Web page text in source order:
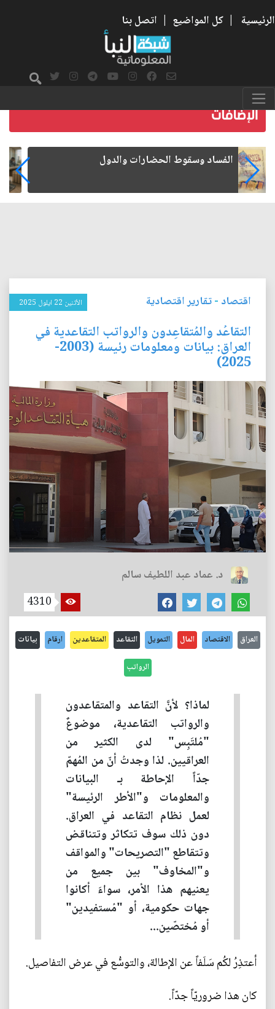
الرئيسية | كل المواضيع | اتصل بنا
رواتب الموظفين على صفيح ساخن
اقتصاد -تقارير اقتصادية الأثنين 22 ايلول 2025
التقاعُد والمُتقاعِدون والرواتب التقاعدية في
العراق: بيانات ومعلومات رئيسة (2003-
2025)
د. عماد عبد اللطيف سالم
4310
العراق الاقتصاد المال التمويل التقاعد المتقاعدين ارقام بيانات
الرواتب
لماذا؟ لأنَّ التقاعد والمتقاعدون
والرواتب التقاعدية، موضوعٌ
"مُلتَبِس" لدى الكثير من
العراقيين. لذا وجدتُ أنّ من المُهمّ
جدّاً الإحاطة بـ البيانات
والمعلومات و"الأطر الرئيسة"
لعمل نظام التقاعد في العراق.
دون ذلك سوف تتكاثر وتتناقض
وتتقاطع "التصريحات" والمواقف
و"المخاوف" بين جميع من
يعنيهم هذا الأمر، سواءَ أكانوا
جهات حكومية، أو "مُستفيدين"
أو مُختصّين...
أعتذِرُ لكُم سَلَفاً عن الإطالة، والتوسُّع في عرض التفاصيل.
كان هذا ضروريّاً جدّاً.